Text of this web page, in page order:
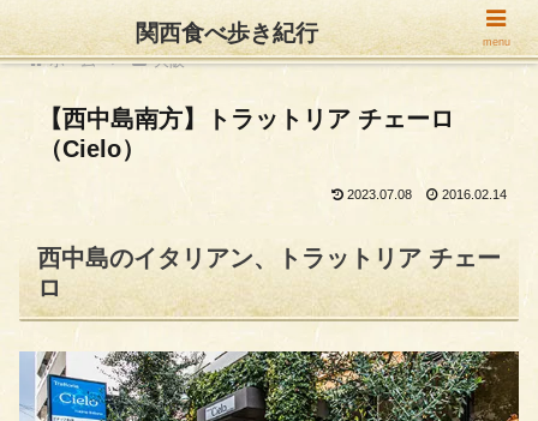
ホーム 大阪
【西中島南方】トラットリア チェーロ
（Cielo）
2023.07.08 2016.02.14
西中島のイタリアン、トラットリア チェー
ロ
関西食べ歩き紀行 menu